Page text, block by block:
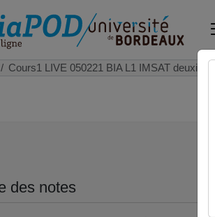
Cours1 LIVE 050221 BIA L1 IMSAT
des notes